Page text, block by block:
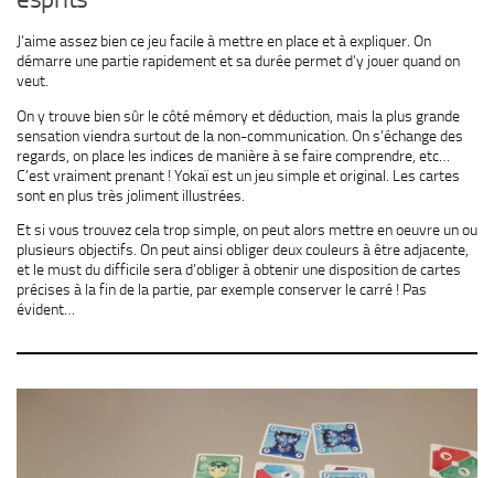
J’aime assez bien ce jeu facile à mettre en place et à expliquer. On
démarre une partie rapidement et sa durée permet d’y jouer quand on
veut.
On y trouve bien sûr le côté mémory et déduction, mais la plus grande
sensation viendra surtout de la non-communication. On s’échange des
regards, on place les indices de manière à se faire comprendre, etc…
C’est vraiment prenant ! Yokaï est un jeu simple et original. Les cartes
sont en plus très joliment illustrées.
Et si vous trouvez cela trop simple, on peut alors mettre en oeuvre un ou
plusieurs objectifs. On peut ainsi obliger deux couleurs à être adjacente,
et le must du difficile sera d’obliger à obtenir une disposition de cartes
précises à la fin de la partie, par exemple conserver le carré ! Pas
évident…